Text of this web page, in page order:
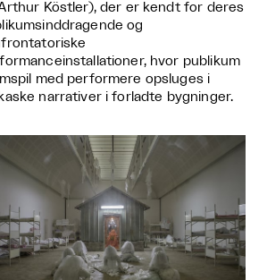
Köstler), der er kendt for deres
og
hvor publikum
med performere opsluges i
narrativer i forladte bygninger.